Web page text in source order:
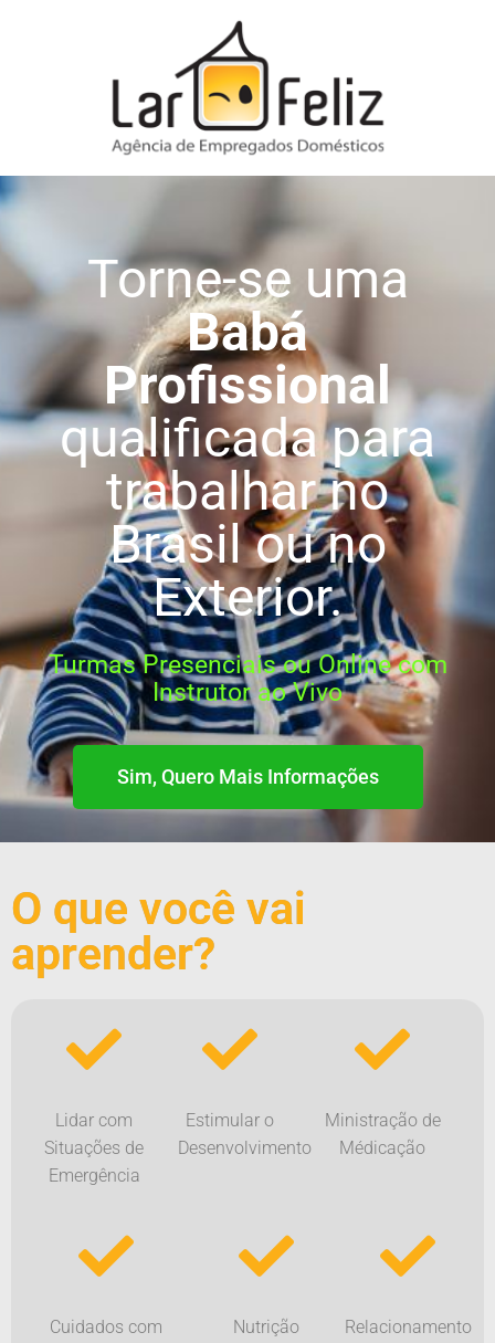
Torne-se uma
Babá
Profissional
qualificada para
trabalhar no
Brasil ou no
Exterior.
Turmas Presenciais ou Online com
Instrutor ao Vivo
Sim, Quero Mais Informações
O que você vai
aprender?
Lidar com
Situações de
Emergência
Estimular o
Desenvolvimento
Ministração de
Médicação
Cuidados com
Nutrição
Relacionamento